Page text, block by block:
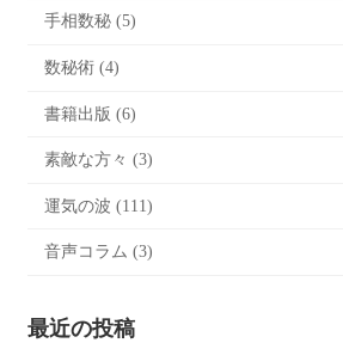
手相数秘 (5)
数秘術 (4)
書籍出版 (6)
素敵な方々 (3)
運気の波 (111)
音声コラム (3)
最近の投稿